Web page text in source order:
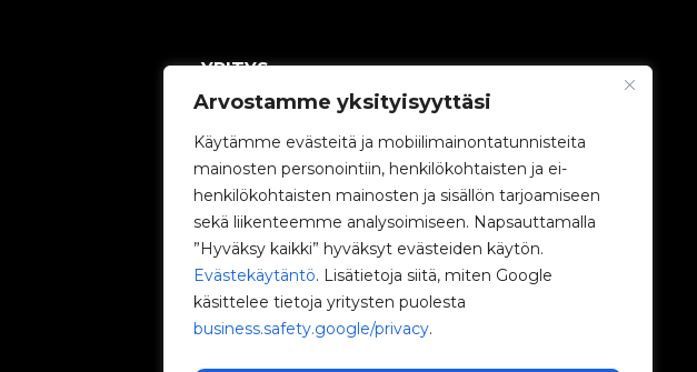
Arvostamme yksityisyyttäsi
Käytämme evästeitä ja mobiilimainontatunnisteita
mainosten personointiin, henkilökohtaisten ja ei-
henkilökohtaisten mainosten ja sisällön tarjoamiseen
sekä liikenteemme analysoimiseen. Napsauttamalla
”Hyväksy kaikki” hyväksyt evästeiden käytön.
Evästekäytäntö. Lisätietoja siitä, miten Google
käsittelee tietoja yritysten puolesta
business.safety.google/privacy.
YRITYS
Työskentele kanssamme
e-Chargers
V2C Power
V2C Cloud